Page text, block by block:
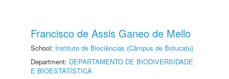
Francisco de Assis Ganeo de Mello
School: Instituto de Biociências (Câmpus de Botucatu)
Department: DEPARTAMENTO DE BIODIVERSIDADE
E BIOESTATÍSTICA